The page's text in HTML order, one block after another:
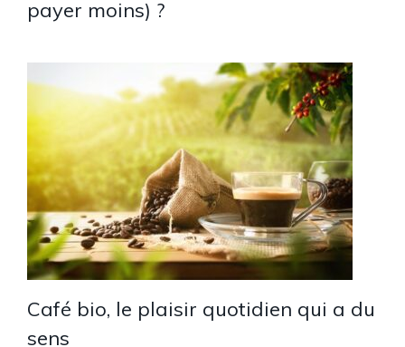
payer moins) ?
Café bio, le plaisir quotidien qui a du
sens